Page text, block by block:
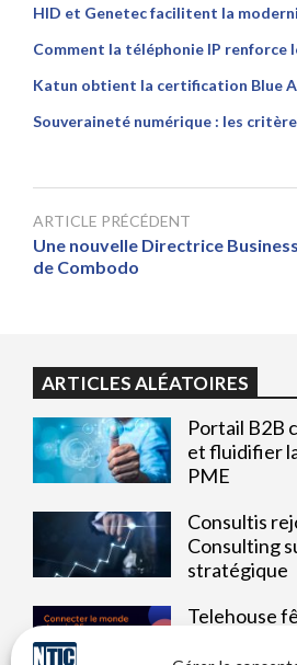
HID et Genetec facilitent la
Comment la téléphonie IP renforce
Katun obtient la certification Blue
Souveraineté numérique : les
ARTICLE PRÉCÉDENT
Une nouvelle Directrice
de Combodo
ARTICLES ALÉATOIRES
Portail B2B
et fluidifier
PME
Consultis
Consulting
stratégique
Telehouse